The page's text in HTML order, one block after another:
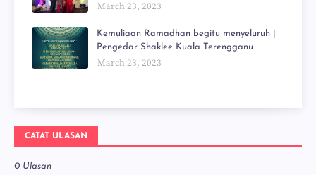
March 23, 2023
Kemuliaan Ramadhan begitu menyeluruh |
Pengedar Shaklee Kuala Terengganu
March 23, 2023
CATAT ULASAN
0 Ulasan